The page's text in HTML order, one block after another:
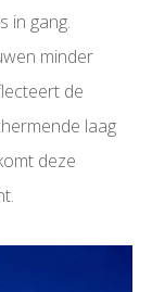
in gang.
minder
de
laag
deze